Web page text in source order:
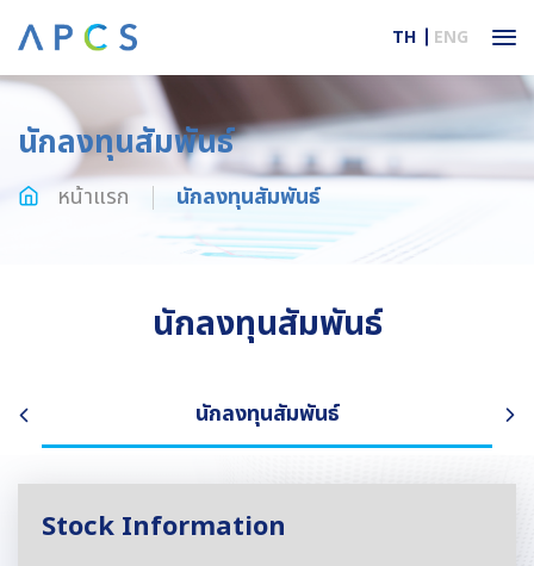
TH ENG
นักลงทุนสัมพันธ์
หน้าแรก นักลงทุนสัมพันธ์
นักลงทุนสัมพันธ์
นักลงทุนสัมพันธ์
Stock Information